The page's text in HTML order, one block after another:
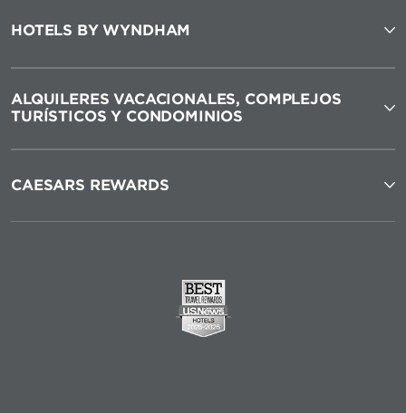
HOTELS BY WYNDHAM
ALQUILERES VACACIONALES, COMPLEJOS
TURÍSTICOS Y CONDOMINIOS
CAESARS REWARDS